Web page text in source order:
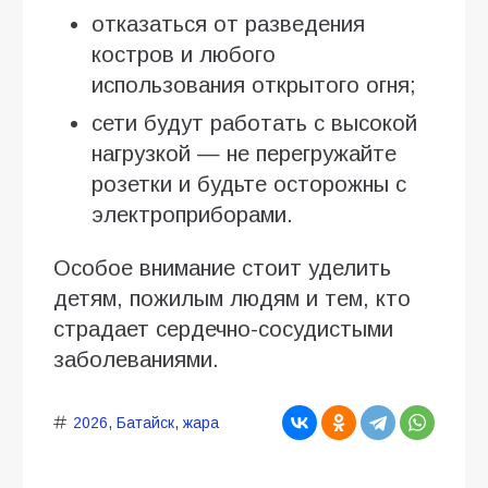
отказаться от разведения
костров и любого
использования открытого огня;
сети будут работать с высокой
нагрузкой — не перегружайте
розетки и будьте осторожны с
электроприборами.
Особое внимание стоит уделить
детям, пожилым людям и тем, кто
страдает сердечно-сосудистыми
заболеваниями.
2026, Батайск, жара